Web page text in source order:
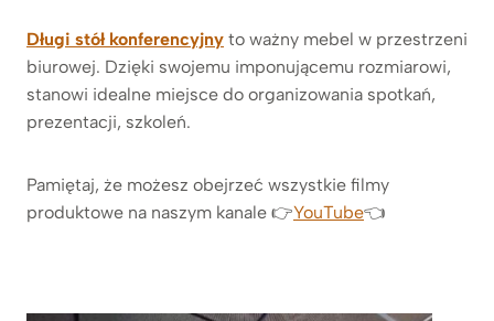
Długi stół konferencyjny to ważny mebel w przestrzeni
biurowej. Dzięki swojemu imponującemu rozmiarowi,
stanowi idealne miejsce do organizowania spotkań,
prezentacji, szkoleń.
Pamiętaj, że możesz obejrzeć wszystkie filmy
produktowe na naszym kanale 👉YouTube👈